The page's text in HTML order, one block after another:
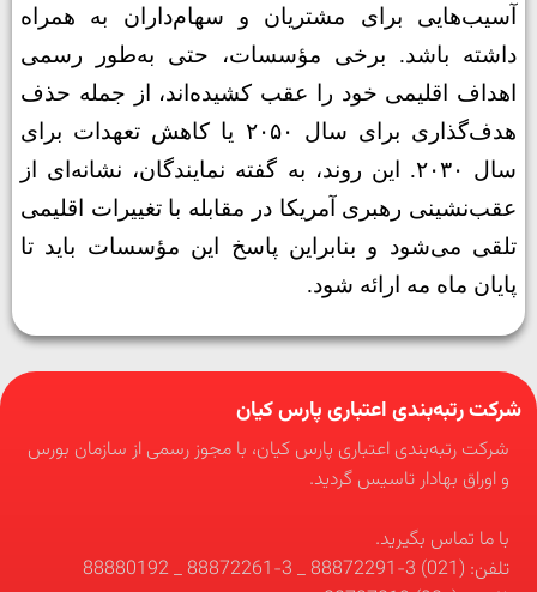
آسیب‌هایی برای مشتریان و سهام‌داران به همراه
داشته باشد. برخی مؤسسات، حتی به‌طور رسمی
اهداف اقلیمی خود را عقب کشیده‌اند، از جمله حذف
هدف‌گذاری برای سال ۲۰۵۰ یا کاهش تعهدات برای
سال ۲۰۳۰. این روند، به گفته نمایندگان، نشانه‌ای از
عقب‌نشینی رهبری آمریکا در مقابله با تغییرات اقلیمی
تلقی می‌شود و بنابراین پاسخ این مؤسسات باید تا
پایان ماه مه ارائه شود.
شرکت رتبه‌بندی اعتباری پارس کیان
شرکت رتبه‌بندی اعتباری پارس کیان، با مجوز رسمی از سازمان بورس
و اوراق بهادار تاسیس گردید.
با ما تماس بگیرید.
تلفن: (021) 3-88872291 _ 3-88872261 _ 88880192